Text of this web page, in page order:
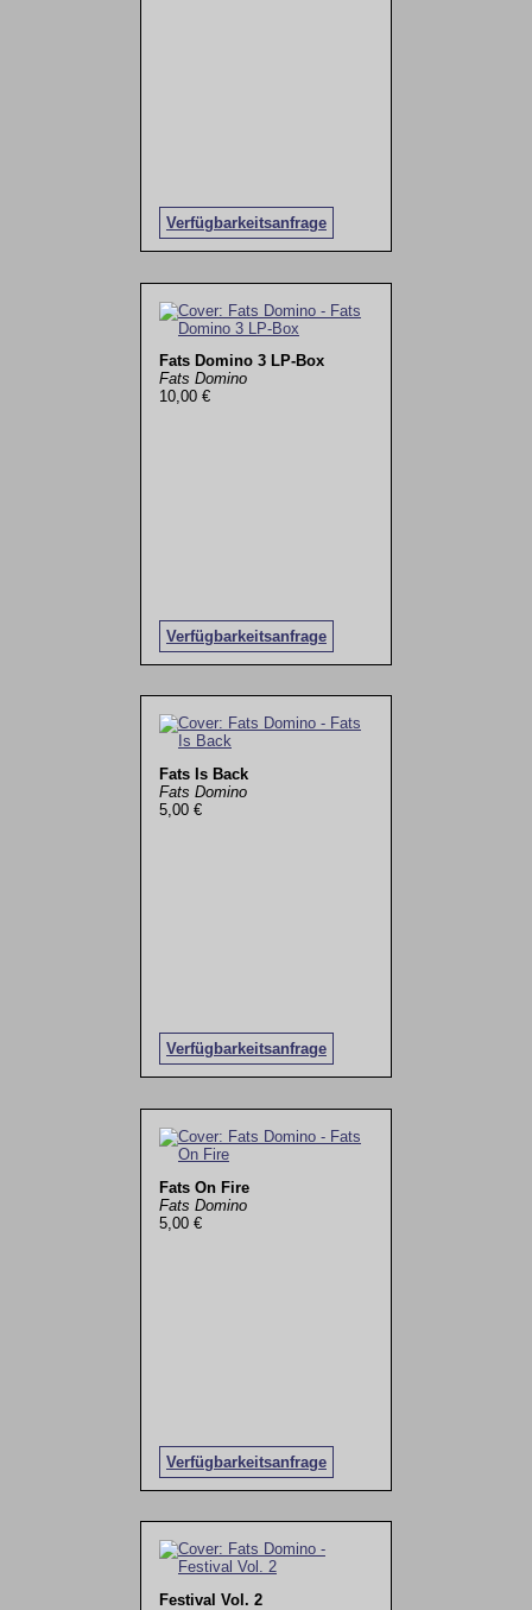
Verfügbarkeitsanfrage
Fats Domino 3 LP-Box
Fats Domino
10,00 €
Verfügbarkeitsanfrage
Fats Is Back
Fats Domino
5,00 €
Verfügbarkeitsanfrage
Fats On Fire
Fats Domino
5,00 €
Verfügbarkeitsanfrage
Festival Vol. 2